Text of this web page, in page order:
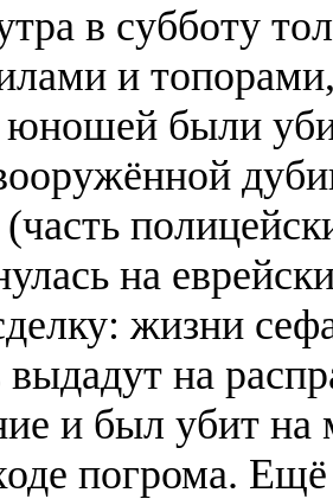
в субботу
и
юношей были
(часть
на
жизни
на
и был убит на
погрома.